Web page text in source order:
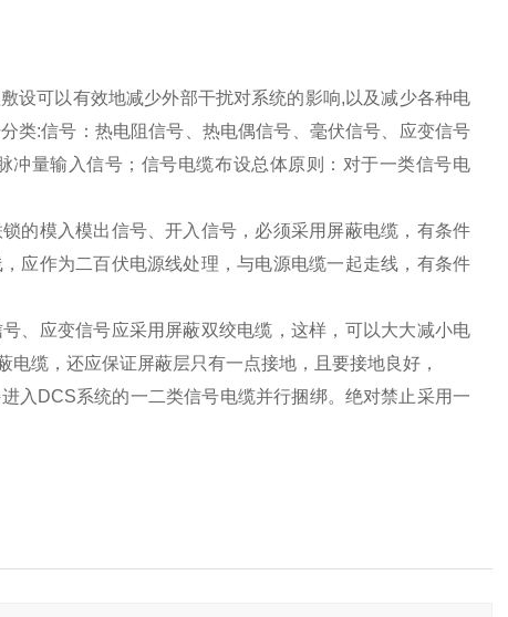
设可以有效地减少外部干扰对系统的影响,以及减少各种电
类:信号：热电阻信号、热电偶信号、毫伏信号、应变信号
量输入信号；信号电缆布设总体原则：对于一类信号电
的模入模出信号、开入信号，必须采用屏蔽电缆，有条件
应作为二百伏电源线处理，与电源电缆一起走线，有条件
、应变信号应采用屏蔽双绞电缆，这样，可以大大减小电
缆，还应保证屏蔽层只有一点接地，且要接地良好，
入DCS系统的一二类信号电缆并行捆绑。绝对禁止采用一